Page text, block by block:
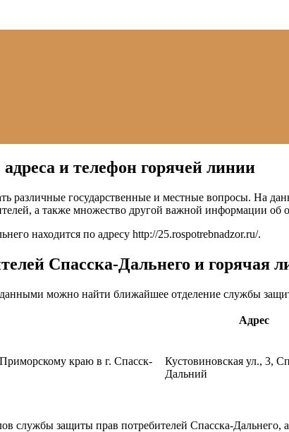
и телефон горячей линии
различные государственные и местные вопросы. На
а также множество другой важной информации об
находится по адресу http://25.rospotrebnadzor.ru/.
Спасска-Дальнего и горячая
можно найти ближайшее отделение службы
Адрес
краю в г. Спасск-
Кустовиновская ул., 3,
Дальний
службы защиты прав потребителей Спасска-